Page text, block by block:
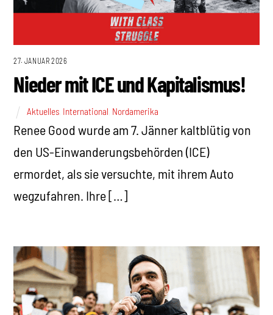
27. JANUAR 2026
Nieder mit ICE und Kapitalismus!
Aktuelles International Nordamerika
Renee Good wurde am 7. Jänner kaltblütig von
den US-Einwanderungsbehörden (ICE)
ermordet, als sie versuchte, mit ihrem Auto
wegzufahren. Ihre […]